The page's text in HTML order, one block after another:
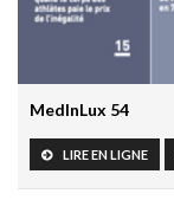
L’HTA chez
cardiovasculaire à
27 mars 2026 -
rassure
24 mars 2026 -
MedInLux 54
LIRE EN LIGNE